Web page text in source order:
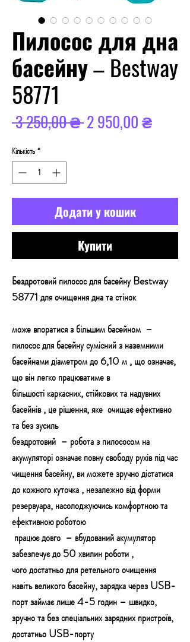
Пилосос для дна
басейну – Bestway
58771
3 250,00 ₴ Звичайна
2 950,00 ₴За
Кількість *
Додати у кошик
Купити
Бездротовий пилосос для басейну Bestway
58771 для очищення дна та стінок
може впоратися з більшим басейном –
пилосос для басейну сумісний з наземними
басейнамидіаметром до 6,10 м, що означає,
що він легко працюватиме в
більшостікаркасних, стійкових та надувних
басейнів, це рішення, яке очищає ефективно
та без зусиль
бездротовий – робота з пилососом на
акумуляторі означаєповну свободу рухівпід час
чищення басейну, ви можетезручно дістатися
до кожного куточка, незалежно від форми
резервуара, насолоджуючиськомфортною та
ефективною роботою
працює довго – вбудованийакумулятор
забезпечує до 50 хвилин роботи,
чогодостатньо для ретельного очищення
навіть великого басейну, зарядка через USB-
портзаймає лише 4-5 годин – швидко,
зручно та без спеціальних зарядних пристроїв,
достатньо USB-порту